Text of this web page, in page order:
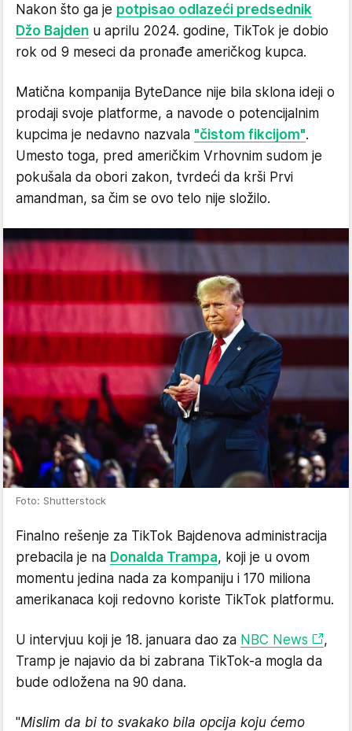
Nakon što ga je potpisao odlazeći predsednik
Džo Bajden u aprilu 2024. godine, TikTok je dobio
rok od 9 meseci da pronađe američkog kupca.
Matična kompanija ByteDance nije bila sklona ideji o
prodaji svoje platforme, a navode o potencijalnim
kupcima je nedavno nazvala "čistom fikcijom".
Umesto toga, pred američkim Vrhovnim sudom je
pokušala da obori zakon, tvrdeći da krši Prvi
amandman, sa čim se ovo telo nije složilo.
Foto: Shutterstock
Finalno rešenje za TikTok Bajdenova administracija
prebacila je na Donalda Trampa, koji je u ovom
momentu jedina nada za kompaniju i 170 miliona
amerikanaca koji redovno koriste TikTok platformu.
U intervjuu koji je 18. januara dao za NBC News
,
Tramp je najavio da bi zabrana TikTok-a mogla da
bude odložena na 90 dana.
"Mislim da bi to svakako bila opcija koju ćemo